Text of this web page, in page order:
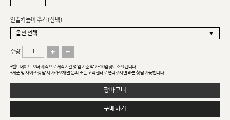
인솔키높이 추가(선택)
수량
*핸드메이드 오더 제작으로 제작기간 평일 기준 약 7~10일정도 소요됩니다.
*제품 및 사이즈 상담 시 카카오채널 문의 또는 고객센터로 연락주시면 빠른 상담 가능합니다.
장바구니
구매하기